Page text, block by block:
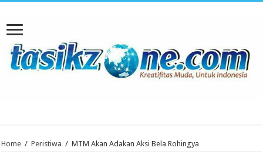
Home / Peristiwa / MTM Akan Adakan Aksi Bela Rohingya